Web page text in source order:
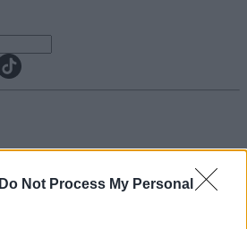
Do Not Process My Personal